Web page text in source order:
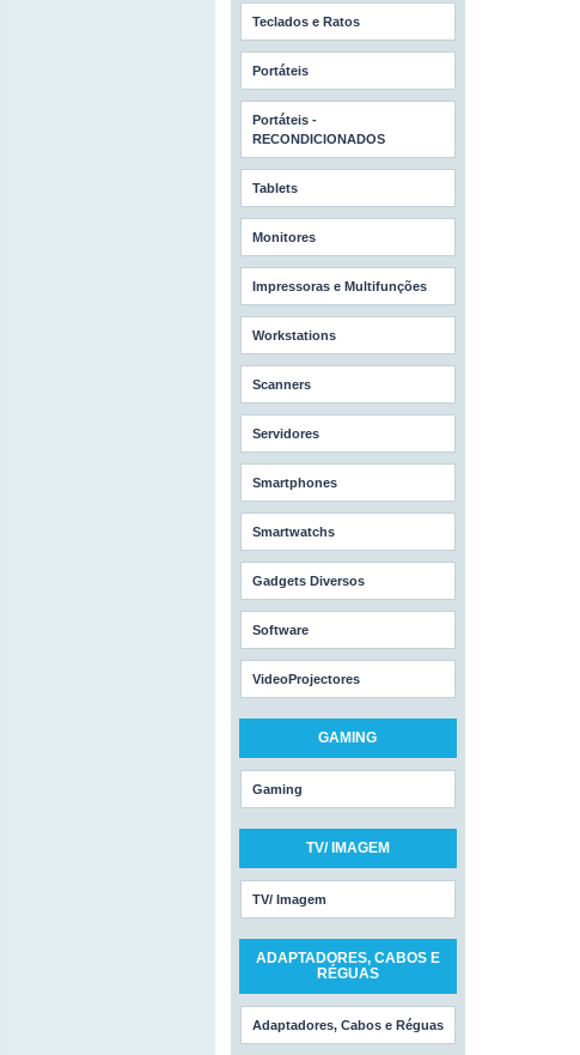
Teclados e Ratos
Portáteis
Portáteis -
RECONDICIONADOS
Tablets
Monitores
Impressoras e Multifunções
Workstations
Scanners
Servidores
Smartphones
Smartwatchs
Gadgets Diversos
Software
VideoProjectores
GAMING
Gaming
TV/ IMAGEM
TV/ Imagem
ADAPTADORES, CABOS E
RÉGUAS
Adaptadores, Cabos e Réguas